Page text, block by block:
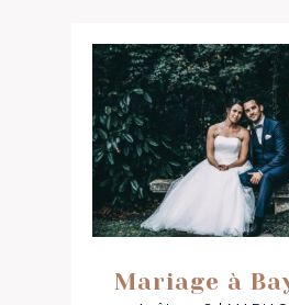
Mariage à